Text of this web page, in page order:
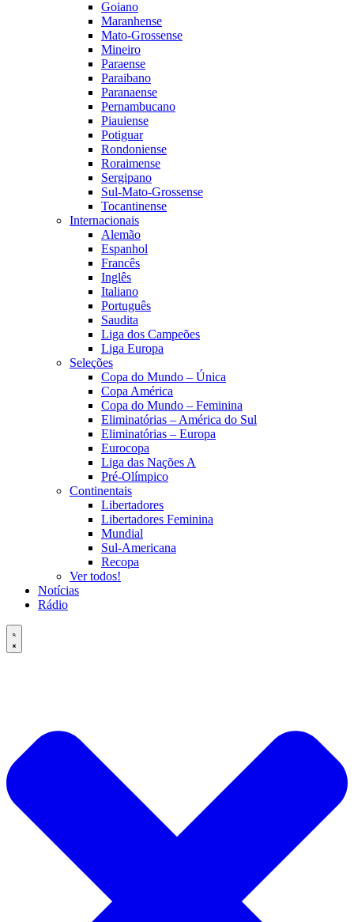
Goiano
Maranhense
Mato-Grossense
Mineiro
Paraense
Paraibano
Paranaense
Pernambucano
Piauiense
Potiguar
Rondoniense
Roraimense
Sergipano
Sul-Mato-Grossense
Tocantinense
Internacionais
Alemão
Espanhol
Francês
Inglês
Italiano
Português
Saudita
Liga dos Campeões
Liga Europa
Seleções
Copa do Mundo – Única
Copa América
Copa do Mundo – Feminina
Eliminatórias – América do Sul
Eliminatórias – Europa
Eurocopa
Liga das Nações A
Pré-Olímpico
Continentais
Libertadores
Libertadores Feminina
Mundial
Sul-Americana
Recopa
Ver todos!
Notícias
Rádio